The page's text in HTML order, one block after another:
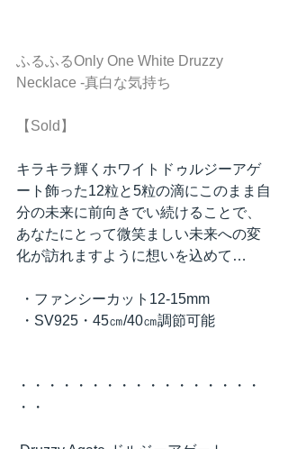
ふるふるOnly One White Druzzy
Necklace -真白な気持ち
【Sold】
キラキラ輝くホワイトドゥルジーアゲ
ート飾った12粒と5粒の滴にこのまま自
分の未来に前向きでい続けることで、
あなたにとって微笑ましい未来への変
化が訪れますように想いを込めて…
・ファンシーカット12-15mm
・SV925・45㎝/40㎝調節可能
・・・・・・・・・・・・・・・・・
・・